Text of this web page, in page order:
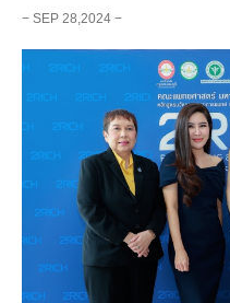
− SEP 28,2024 −